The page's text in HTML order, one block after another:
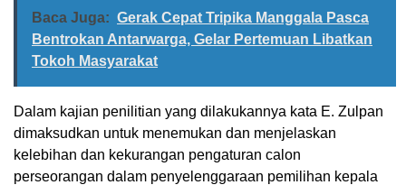
Baca Juga: Gerak Cepat Tripika Manggala Pasca
Bentrokan Antarwarga, Gelar Pertemuan Libatkan
Tokoh Masyarakat
Dalam kajian penilitian yang dilakukannya kata E. Zulpan
dimaksudkan untuk menemukan dan menjelaskan
kelebihan dan kekurangan pengaturan calon
perseorangan dalam penyelenggaraan pemilihan kepala